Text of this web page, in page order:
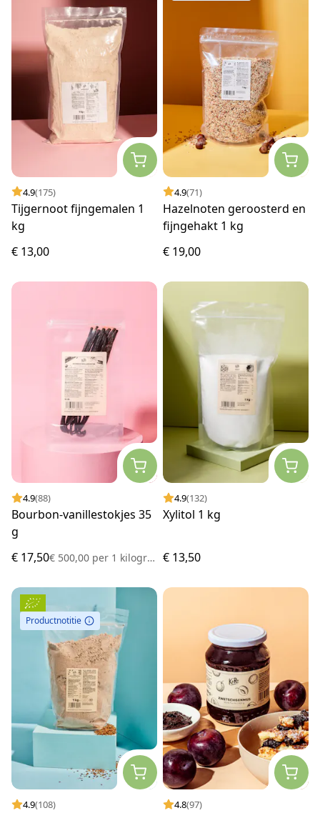
4.9(175)
Tijgernoot fijngemalen 1
kg
€ 13,00
4.9(71)
Hazelnoten geroosterd en
fijngehakt 1 kg
€ 19,00
4.9(88)
Bourbon-vanillestokjes 35
g
€ 17,50€ 500,00 per 1 kilogram
4.9(132)
Xylitol 1 kg
€ 13,50
Productnotitie
4.9(108) 4.8(97)